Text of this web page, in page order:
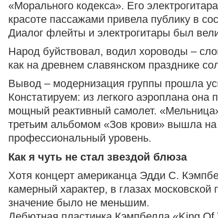
«Морального кодекса». Его
красоте пассажами привела публику в
Диалог флейты и электрогитары был
Народ буйствовал, водил хороводы –
как на древнем славянском празднике
Вывод – модернизация группы прошла
Констатируем: из легкого аэроплана она
мощный реактивный самолет.
третьим альбомом «Зов крови» вышла
профессиональный уровень.
Как я чуть не стал звездой блюза
Хотя концерт американца Эдди С.
камерный характер, в глазах московской
значение было не меньшим.